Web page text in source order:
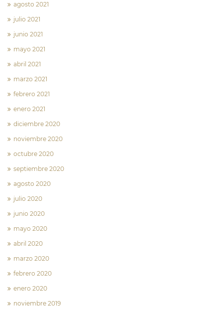
agosto 2021
julio 2021
junio 2021
mayo 2021
abril 2021
marzo 2021
febrero 2021
enero 2021
diciembre 2020
noviembre 2020
octubre 2020
septiembre 2020
agosto 2020
julio 2020
junio 2020
mayo 2020
abril 2020
marzo 2020
febrero 2020
enero 2020
noviembre 2019